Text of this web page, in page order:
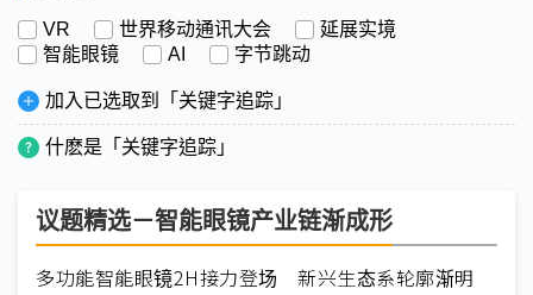
VR 世界移动通讯大会
延展实境
智能眼镜
AI 字节跳动
加入已选取到「关键字追踪」
什麽是「关键字追踪」
议题精选－智能眼镜产业链渐成形
多功能智能眼镜2H接力登场 新兴生态系轮廓渐明